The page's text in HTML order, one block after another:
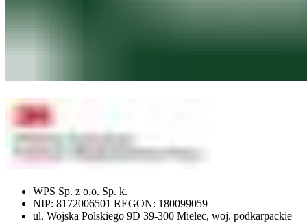
WPS Sp. z o.o. Sp. k.
NIP: 8172006501 REGON: 180099059
ul. Wojska Polskiego 9D 39-300 Mielec, woj. podkarpackie